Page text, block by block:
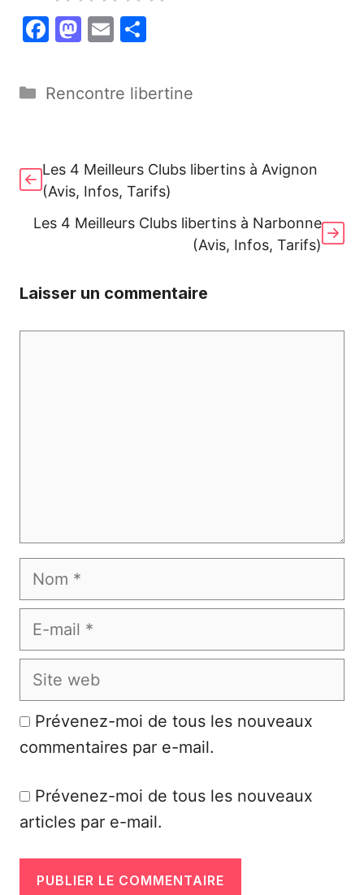
F
c
e
o
o
M
o
o
n
E
ai
l
ta
g
Catégories
Rencontre libertine
Les 4 Meilleurs Clubs libertins à Avignon
(Avis, Infos, Tarifs)
Les 4 Meilleurs Clubs libertins à Narbonne
(Avis, Infos, Tarifs)
Laisser un commentaire
Nom
E-
Site
Prévenez-moi de tous les nouveaux
commentaires par e-mail.
Prévenez-moi de tous les nouveaux
articles par e-mail.